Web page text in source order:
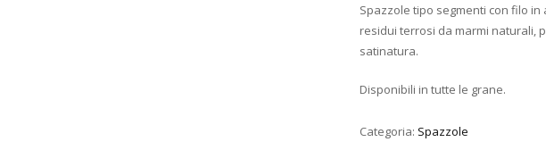
Spazzole tipo segmenti con filo
residui terrosi da marmi naturali,
satinatura.
Disponibili in tutte le grane.
Categoria: Spazzole